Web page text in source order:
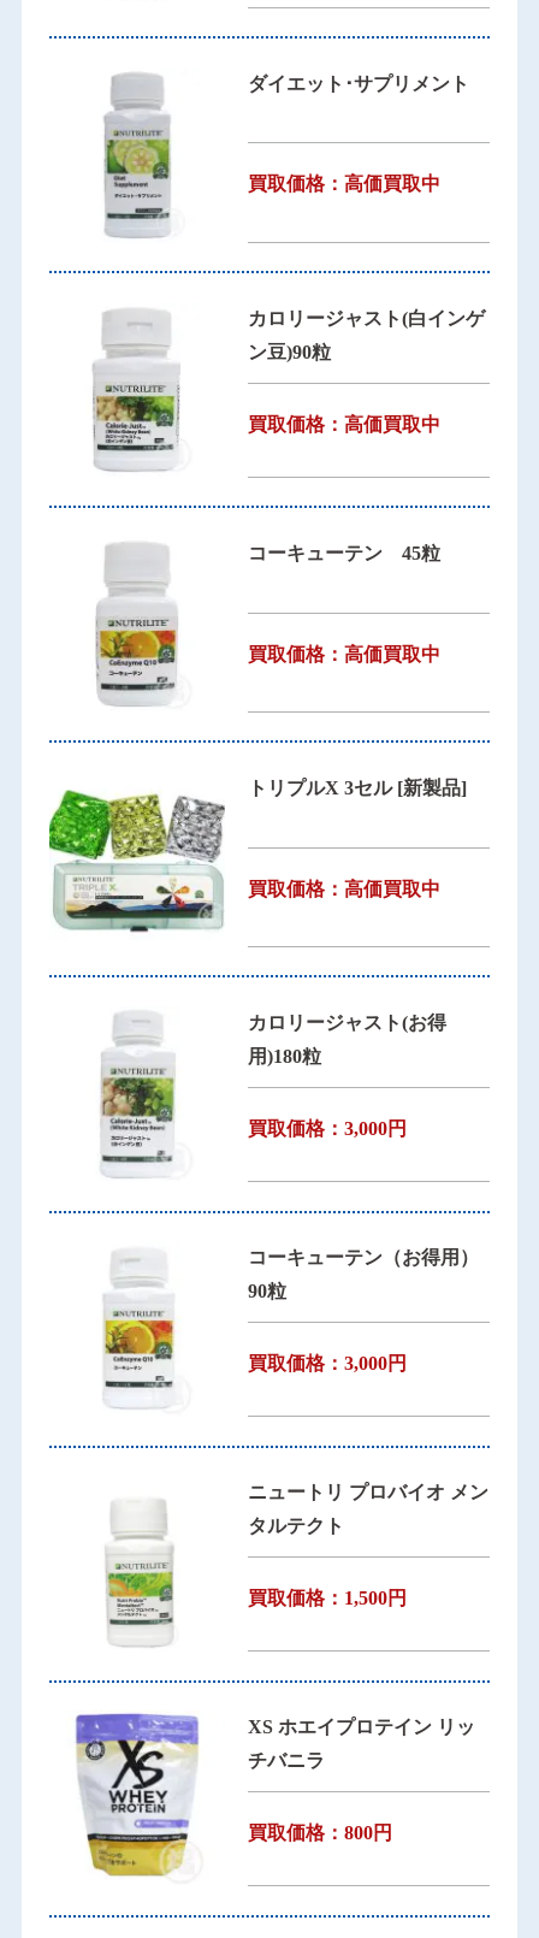
ダイエット･サプリメント
買取価格：高価買取中
カロリージャスト(白インゲ
ン豆)90粒
買取価格：高価買取中
コーキューテン 45粒
買取価格：高価買取中
トリプルX 3セル [新製品]
買取価格：高価買取中
カロリージャスト(お得
用)180粒
買取価格：3,000円
コーキューテン（お得用）
90粒
買取価格：3,000円
ニュートリ プロバイオ メン
タルテクト
買取価格：1,500円
XS ホエイプロテイン リッ
チバニラ
買取価格：800円